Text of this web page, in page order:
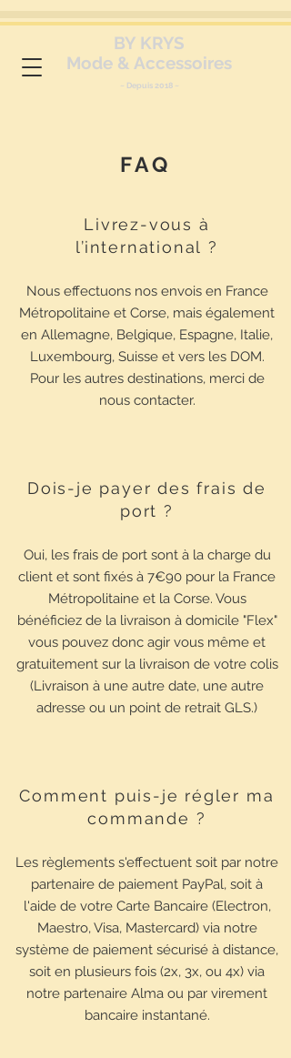
BY KRYS
Mode & Accessoires
~ Depuis 2018 ~
FAQ
Livrez-vous à
l’international ?
Nous effectuons nos envois en France
Métropolitaine et Corse, mais également
en Allemagne, Belgique, Espagne, Italie,
Luxembourg, Suisse et vers les DOM.
Pour les autres destinations, merci de
nous contacter.
Dois-je payer des frais de
port ?
Oui, les frais de port sont à la charge du
client et sont fixés à 7€90 pour la France
Métropolitaine et la Corse. Vous
bénéficiez de la livraison à domicile "Flex"
vous pouvez donc agir vous même et
gratuitement sur la livraison de votre colis
(Livraison à une autre date, une autre
adresse ou un point de retrait GLS.)
Comment puis-je régler ma
commande ?
Les règlements s'effectuent soit par notre
partenaire de paiement PayPal, soit à
l'aide de votre Carte Bancaire (Electron,
Maestro, Visa, Mastercard) via notre
système de paiement sécurisé à distance,
soit en plusieurs fois (2x, 3x, ou 4x) via
notre partenaire Alma ou par virement
bancaire instantané.